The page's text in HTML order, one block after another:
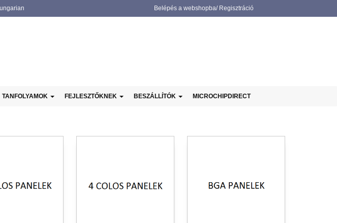
Belépés a webshopba/ Regisztráció
TANFOLYAMOK FEJLESZTŐKNEK BESZÁLLÍTÓK MICROCHIPDIRECT